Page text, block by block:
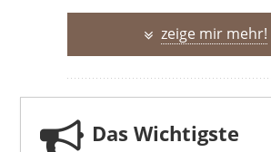
zeige mir mehr!
Das Wichtigste